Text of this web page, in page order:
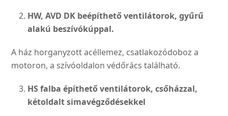
HW, AVD DK beépíthető ventilá­torok, gyűrű
alakú beszívókúppal.
A ház horganyzott acéllemez, csatlakozódoboz a
motoron, a szívóoldalon védőrács találha­tó.
HS falba építhető ventilátorok, csőházzal,
kétoldalt simavégződésekkel